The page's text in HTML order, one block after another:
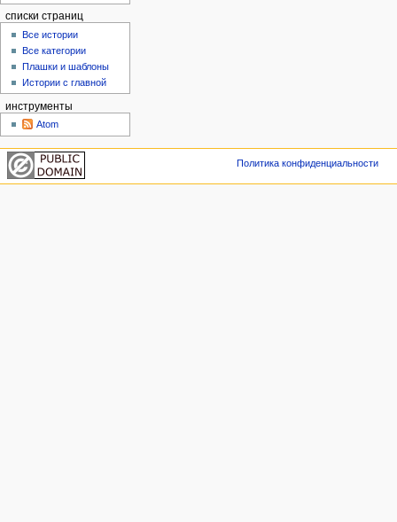
списки страниц
Все истории
Все категории
Плашки и шаблоны
Истории с главной
инструменты
Atom
Политика конфиденциальности